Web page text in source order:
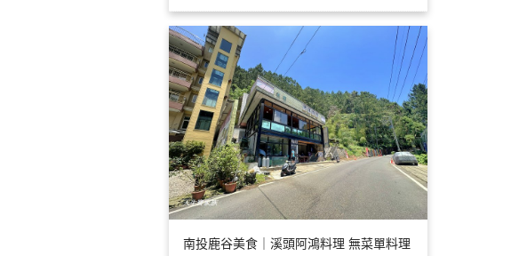
南投鹿谷美食｜溪頭阿鴻料理 無菜單料理